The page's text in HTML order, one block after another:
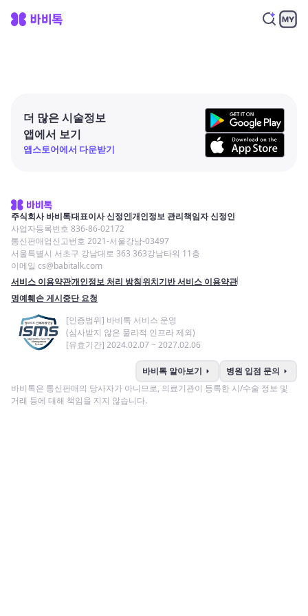
더 많은 시술정보
앱에서 보기
앱스토어에서 다운받기
주식회사 바비톡대표이사 신정인개인정보 관리책임자 신정인
사업자등록번호 836-86-02172
통신판매업신고번호 2021-서울강남-03497
서울특별시 서초구 강남대로 363 363강남타워 11층
이메일 cs@babitalk.com
서비스 이용약관개인정보 처리 방침위치기반 서비스 이용약관
명예훼손 게시중단 요청
[인증범위] 바비톡 서비스 운영
(심사받지 않은 물리적 인프라 제외)
[유효기간] 2024.02.07 ~ 2027.02.06
바비톡 알아보기 arrow_right 병원 입점 문의 arrow_right
바비톡은 통신판매의 당사자가 아니므로, 의료기관이 등록한 시/수술 정보 및
거래 등에 대해 책임을 지지 않습니다.